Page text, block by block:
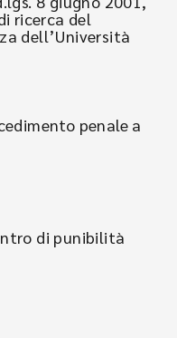
ricerca del
dell’Università
penale a
di punibilità